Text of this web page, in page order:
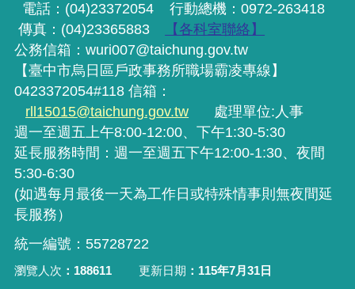
電話：(04)23372054 行動總機：0972-263418
傳真：(04)23365883
【各科室聯絡】
公務信箱：wuri007@taichung.gov.tw
【臺中市烏日區戶政事務所職場霸凌專線】
0423372054#118 信箱：
rll15015@taichung.gov.tw
處理單位:人事
週一至週五上午8:00-12:00、下午1:30-5:30
延長服務時間：週一至週五下午12:00-1:30、夜間
5:30-6:30
(如遇每月最後一天為工作日或特殊情事則無夜間延
長服務）
統一編號：55728722
瀏覽人次 188611 更新日期 115年7月31日